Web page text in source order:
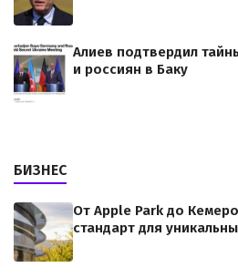
Алиев подтвердил
и россиян в Баку
БИЗНЕС
От Apple Park до
стандарт для